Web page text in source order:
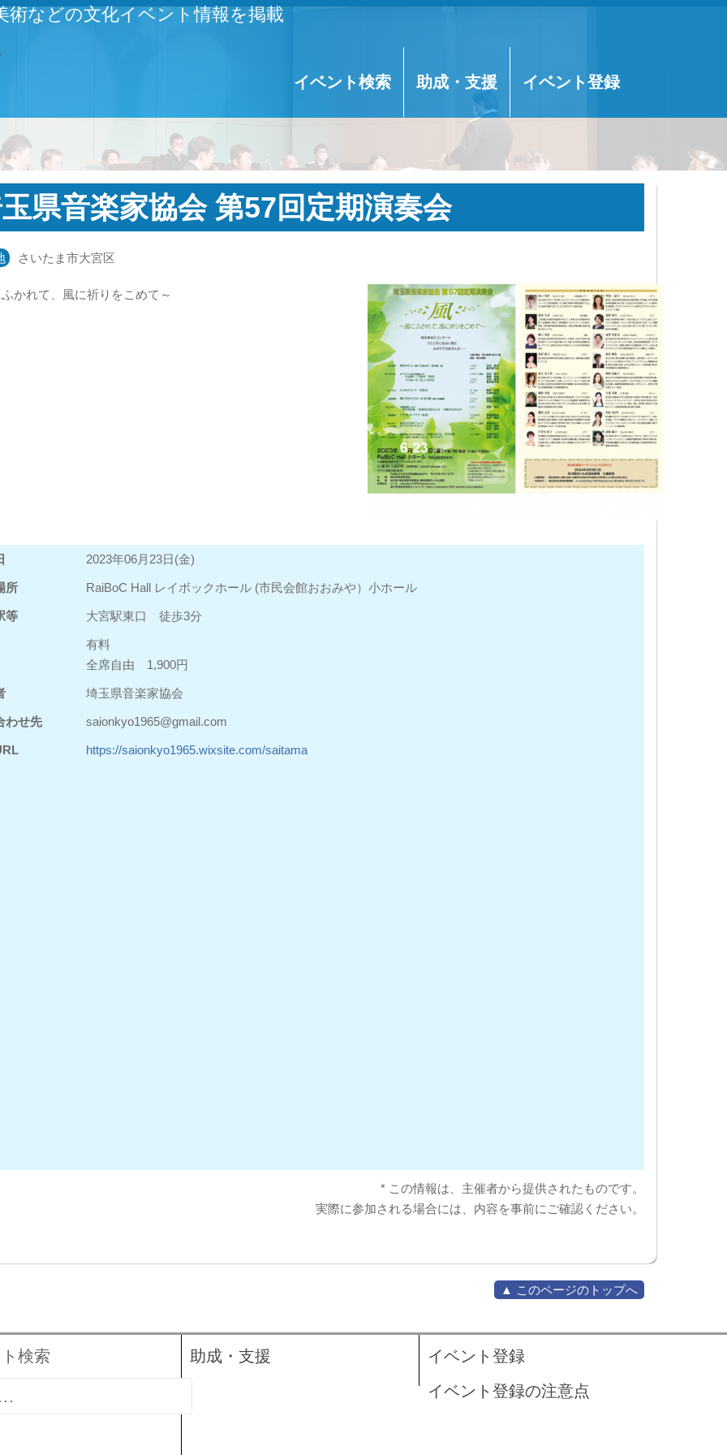
術などの文化イベント情報を掲載
イベント検索 助成・支援 イベント登録
県音楽家協会 第57回定期演奏会
さいたま市大宮区
かれて、風に祈りをこめて～
2023年06月23日(金)
所 RaiBoC Hall レイボックホール (市民会館おおみや）小ホール
等 大宮駅東口 徒歩3分
有料
全席自由 1,900円
埼玉県音楽家協会
わせ先 saionkyo1965@gmail.com
https://saionkyo1965.wixsite.com/saitama
* この情報は、主催者から提供されたものです。
実際に参加される場合には、内容を事前にご確認ください。
▲ このページのトップへ
検索 助成・支援
イベント登録
イベント登録の注意点